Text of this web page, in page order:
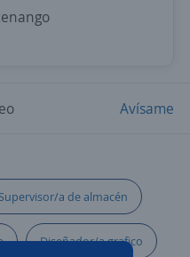
Avísame
a de almacén
Diseñador/a grafico